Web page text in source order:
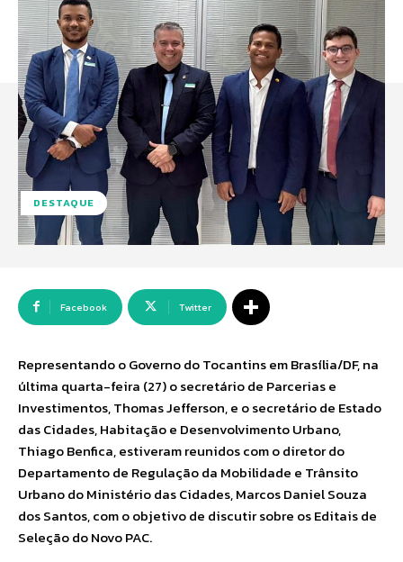
DESTAQUE
Facebook Twitter
Representando o Governo do Tocantins em Brasília/DF, na
última quarta-feira (27) o secretário de Parcerias e
Investimentos, Thomas Jefferson, e o secretário de Estado
das Cidades, Habitação e Desenvolvimento Urbano,
Thiago Benfica, estiveram reunidos com o diretor do
Departamento de Regulação da Mobilidade e Trânsito
Urbano do Ministério das Cidades, Marcos Daniel Souza
dos Santos, com o objetivo de discutir sobre os Editais de
Seleção do Novo PAC.